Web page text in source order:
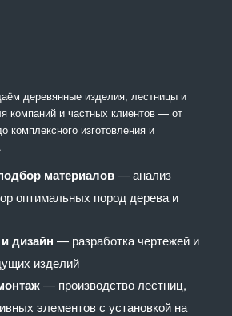
деревянные изделия, лестницы и
компаний и частных клиентов — от
комплексного изготовления и
материалов— анализ
оптимальных пород дерева и
дизайн — разработка чертежей и
изделий
— производство лестниц,
элементов с установкой на